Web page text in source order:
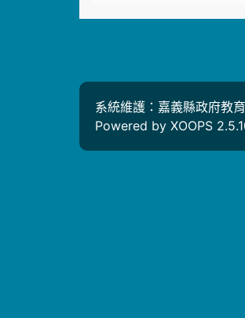
系統維護：嘉義縣政府教
Powered by XOOPS